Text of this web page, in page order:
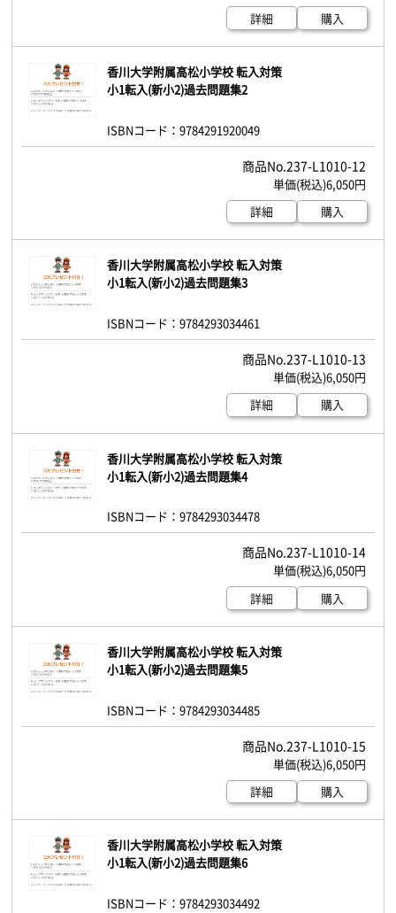
詳細
購入
香川大学附属高松小学校 転入対策
小1転入(新小2)過去問題集2
ISBNコード：9784291920049
237-L1010-12
6,050円
詳細
購入
香川大学附属高松小学校 転入対策
小1転入(新小2)過去問題集3
ISBNコード：9784293034461
237-L1010-13
6,050円
詳細
購入
香川大学附属高松小学校 転入対策
小1転入(新小2)過去問題集4
ISBNコード：9784293034478
237-L1010-14
6,050円
詳細
購入
香川大学附属高松小学校 転入対策
小1転入(新小2)過去問題集5
ISBNコード：9784293034485
237-L1010-15
6,050円
詳細
購入
香川大学附属高松小学校 転入対策
小1転入(新小2)過去問題集6
ISBNコード：9784293034492